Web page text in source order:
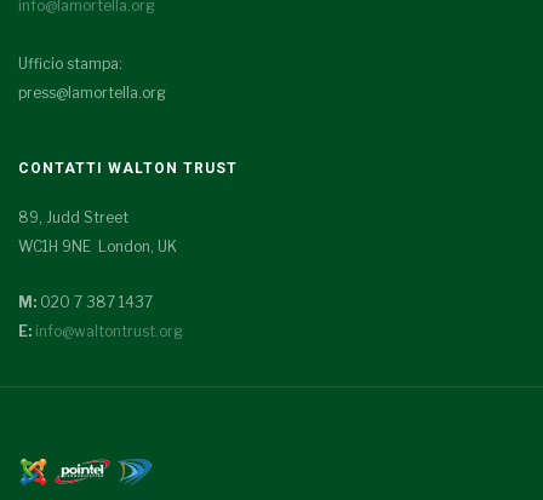
info@lamortella.org
Ufficio stampa:
press@lamortella.org
CONTATTI WALTON TRUST
89, Judd Street
WC1H 9NE London, UK
M: 020 7 387 1437
E: info@waltontrust.org